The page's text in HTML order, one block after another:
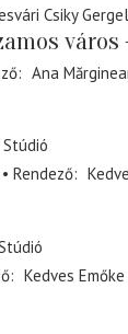
Csiky
város
Ana
Rendező
Kedves Emőke